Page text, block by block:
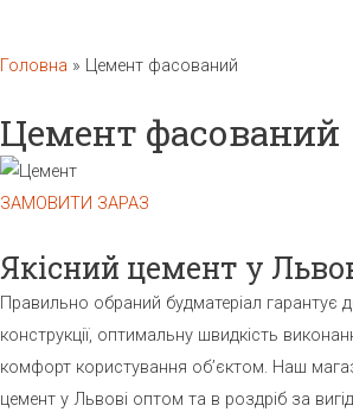
Головна » Цемент фасований
Цемент фасований
ЗАМОВИТИ ЗАРАЗ
Якісний цемент у
Правильно обраний будматеріал гарантує
конструкції, оптимальну швидкість
комфорт користування об’єктом. Наш
цемент у Львові оптом та в роздріб за